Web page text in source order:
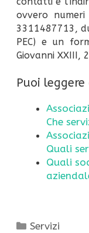
ovvero
3311487713,
PEC) e un
Giovanni XXIII,
Puoi leggere
Che
Quali
Quali
Categorie
Servizi